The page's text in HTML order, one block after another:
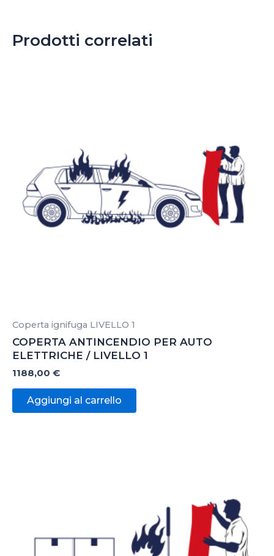
Prodotti correlati
Coperta ignifuga LIVELLO 1
COPERTA ANTINCENDIO PER AUTO
ELETTRICHE / LIVELLO 1
1188,00 €
Aggiungi al carrello